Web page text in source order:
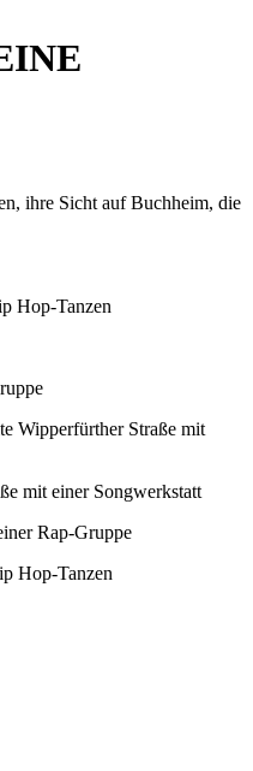
ihre Sicht auf Buchheim, die
Hop-Tanzen
Wipperfürther Straße mit
mit einer Songwerkstatt
Rap-Gruppe
Hop-Tanzen